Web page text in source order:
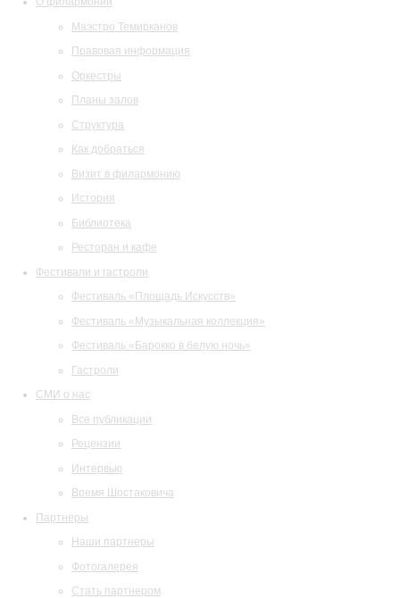
Маэстро Темирканов
Правовая информация
Оркестры
Планы залов
Структура
Как добраться
Визит в филармонию
История
Библиотека
Ресторан и кафе
Фестивали и гастроли
Фестиваль «Площадь Искусств»
Фестиваль «Музыкальная коллекция»
Фестиваль «Барокко в белую ночь»
Гастроли
СМИ о нас
Все публикации
Рецензии
Интервью
Время Шостаковича
Партнеры
Наши партнеры
Фотогалерея
Стать партнером